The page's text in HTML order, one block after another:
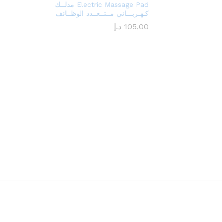
Electric Massage Pad مدلــك
كـهـربـــائي مــتــعــدد الوظــائف
105,00 د.إ